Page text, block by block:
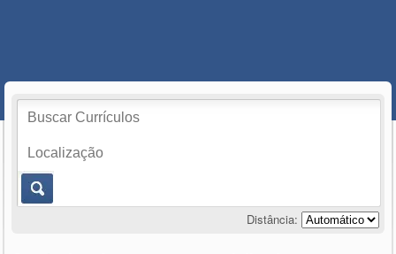
Distância: